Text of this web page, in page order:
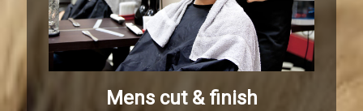
Mens cut & finish